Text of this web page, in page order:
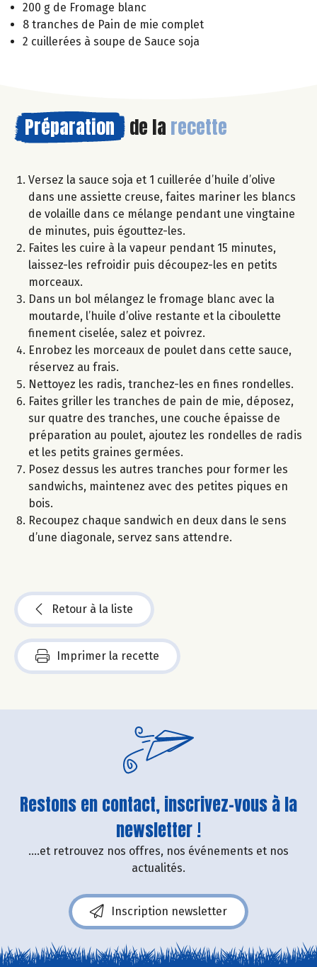
200 g de Fromage blanc
8 tranches de Pain de mie complet
2 cuillerées à soupe de Sauce soja
Préparation de la recette
Versez la sauce soja et 1 cuillerée d’huile d’olive
dans une assiette creuse, faites mariner les blancs
de volaille dans ce mélange pendant une vingtaine
de minutes, puis égouttez-les.
Faites les cuire à la vapeur pendant 15 minutes,
laissez-les refroidir puis découpez-les en petits
morceaux.
Dans un bol mélangez le fromage blanc avec la
moutarde, l’huile d’olive restante et la ciboulette
finement ciselée, salez et poivrez.
Enrobez les morceaux de poulet dans cette sauce,
réservez au frais.
Nettoyez les radis, tranchez-les en fines rondelles.
Faites griller les tranches de pain de mie, déposez,
sur quatre des tranches, une couche épaisse de
préparation au poulet, ajoutez les rondelles de radis
et les petits graines germées.
Posez dessus les autres tranches pour former les
sandwichs, maintenez avec des petites piques en
bois.
Recoupez chaque sandwich en deux dans le sens
d’une diagonale, servez sans attendre.
Retour à la liste
Imprimer la recette
Restons en contact, inscrivez-vous à la
newsletter !
....et retrouvez nos offres, nos événements et nos
actualités.
Inscription newsletter